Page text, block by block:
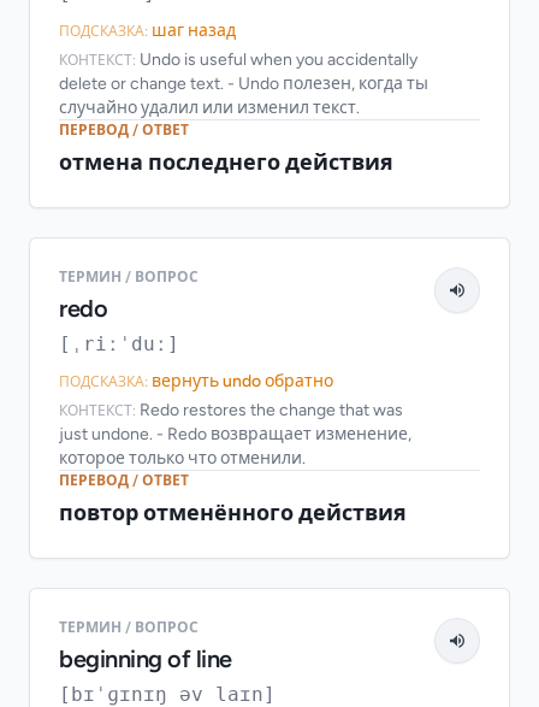
ПОДСКАЗКА: шаг назад
КОНТЕКСТ: Undo is useful when you accidentally
delete or change text. - Undo полезен, когда ты
случайно удалил или изменил текст.
ПЕРЕВОД / ОТВЕТ
отмена последнего действия
ТЕРМИН / ВОПРОС
redo
[ˌriːˈduː]
ПОДСКАЗКА: вернуть undo обратно
КОНТЕКСТ: Redo restores the change that was
just undone. - Redo возвращает изменение,
которое только что отменили.
ПЕРЕВОД / ОТВЕТ
повтор отменённого действия
ТЕРМИН / ВОПРОС
beginning of line
[bɪˈɡɪnɪŋ əv laɪn]